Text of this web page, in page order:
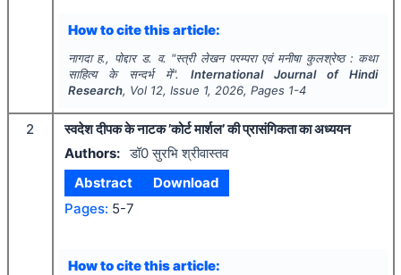
How to cite this article:
नागदा ह., पोद्दार ड. व. "स्त्री लेखन परम्परा एवं मनीषा कुलश्रेष्ठ : कथा
साहित्य के सन्दर्भ में".International Journal of Hindi
Research, Vol 12, Issue 1, 2026, Pages 1-4
2
स्वदेश दीपक के नाटक ’कोर्ट मार्शल’ की प्रासंगिकता का अध्ययन
Authors: डॉ0 सुरभि श्रीवास्तव
Abstract
Download
Pages: 5-7
How to cite this article: